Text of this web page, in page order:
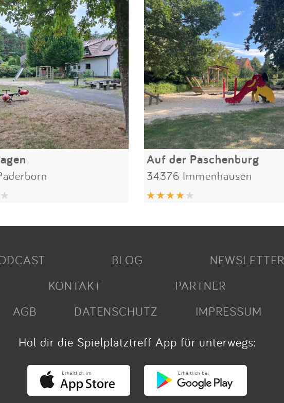
Auf der Paschenburg
34376 Immenhausen
BLOG
NEWSLETTER
KONTAKT
PARTNER
AGB
DATENSCHUTZ
IMPRESSUM
Hol dir die Spielplatztreff App für unterwegs: